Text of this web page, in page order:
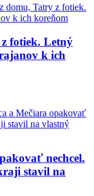
fotiek. Letný
k ich
nechcel.
stavil na